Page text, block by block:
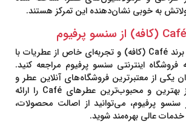
به خوبی نشان‌دهنده این تمرکز هستند.
Café (کافه) و تجربه‌ای خاص از عطریات با
فروشگاه اینترنتیسنسو پرفیوم مراجعه کنید.
یکی از معتبرترین فروشگاه‌های آنلاین عطر و
ادکلن، مجموعه‌ای از بهترین و محبوب‌ترین عطرهای Café را ارائه
پرفیوم، می‌توانید از اصالت محصولات،
عالی بهره‌مند شوید.